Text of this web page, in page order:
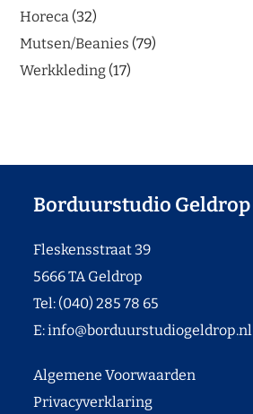
Horeca 32
Mutsen/Beanies 79
Werkkleding 17
Borduurstudio Geldrop
Fleskensstraat 39
5666 TA Geldrop
Tel: (040) 285 78 65
E:info@borduurstudiogeldrop.nl
Algemene Voorwaarden
Privacyverklaring